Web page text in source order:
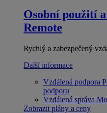
Osobní použití
Remote
Rychlý a zabezpečený
Další informace
Vzdálená podpora
podporu
Vzdálená správa
Zobrazit plány a ceny